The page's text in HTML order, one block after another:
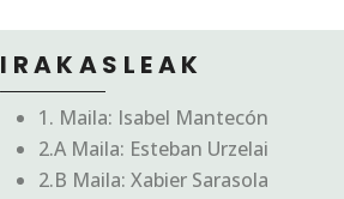
IRAKASLEAK
1. Maila: Isabel Mantecón
2.A Maila: Esteban Urzelai
2.B Maila: Xabier Sarasola